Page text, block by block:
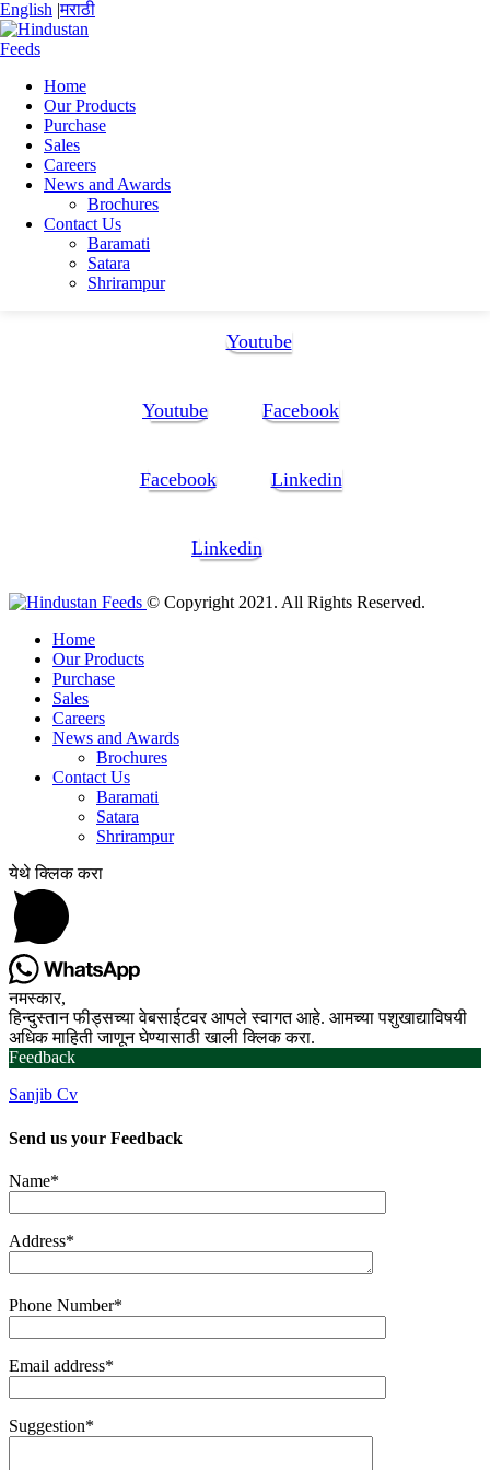
English |मराठी
Home
Our Products
Purchase
Sales
Careers
News and Awards
Brochures
Contact Us
Baramati
Satara
Shrirampur
Home
Sanjib GHOSH
Sanjib Cv
Sanjib Cv
Youtube
Youtube Facebook
Facebook Linkedin
Linkedin
© Copyright 2021. All Rights Reserved.
Home
Our Products
Purchase
Sales
Careers
News and Awards
Brochures
Contact Us
Baramati
Satara
Shrirampur
येथे क्लिक करा
नमस्कार,
हिन्दुस्तान फीड्सच्या वेबसाईटवर आपले स्वागत आहे. आमच्या पशुखाद्याविषयी
अधिक माहिती जाणून घेण्यासाठी खाली क्लिक करा.
Feedback
Sanjib Cv
Send us your Feedback
Name*
Address*
Phone Number*
Email address*
Suggestion*